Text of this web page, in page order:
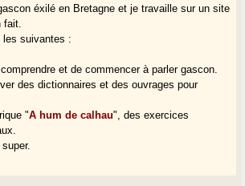
éxilé en Bretagne et je travaille sur un site
les suivantes :
et de commencer à parler gascon.
des dictionnaires et des ouvrages pour
"A hum de calhau", des exercices